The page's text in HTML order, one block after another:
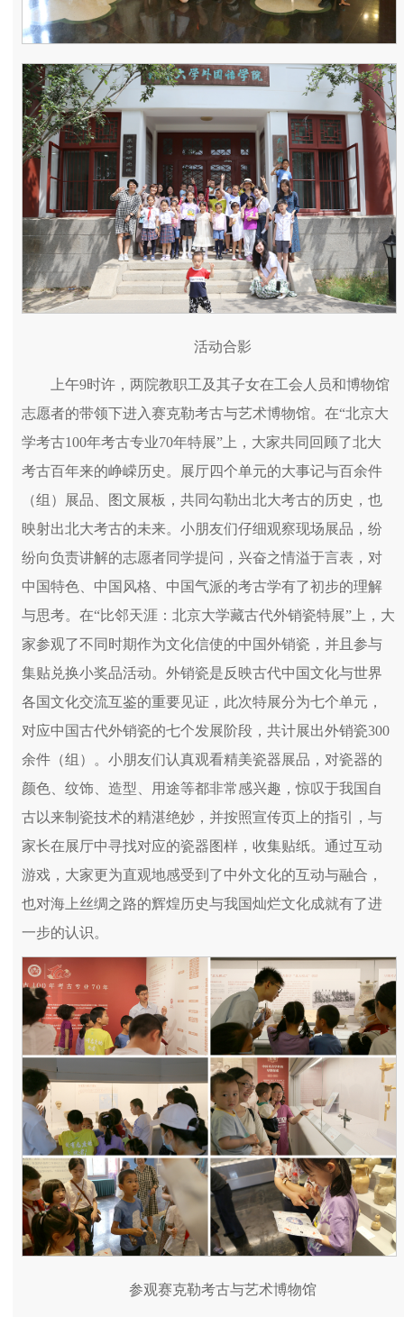
活动合影
上午9时许，两院教职工及其子女在工会人员和博物馆
志愿者的带领下进入赛克勒考古与艺术博物馆。在“北京大
学考古100年考古专业70年特展”上，大家共同回顾了北大
考古百年来的峥嵘历史。展厅四个单元的大事记与百余件
（组）展品、图文展板，共同勾勒出北大考古的历史，也
映射出北大考古的未来。小朋友们仔细观察现场展品，纷
纷向负责讲解的志愿者同学提问，兴奋之情溢于言表，对
中国特色、中国风格、中国气派的考古学有了初步的理解
与思考。在“比邻天涯：北京大学藏古代外销瓷特展”上，大
家参观了不同时期作为文化信使的中国外销瓷，并且参与
集贴兑换小奖品活动。外销瓷是反映古代中国文化与世界
各国文化交流互鉴的重要见证，此次特展分为七个单元，
对应中国古代外销瓷的七个发展阶段，共计展出外销瓷300
余件（组）。小朋友们认真观看精美瓷器展品，对瓷器的
颜色、纹饰、造型、用途等都非常感兴趣，惊叹于我国自
古以来制瓷技术的精湛绝妙，并按照宣传页上的指引，与
家长在展厅中寻找对应的瓷器图样，收集贴纸。通过互动
游戏，大家更为直观地感受到了中外文化的互动与融合，
也对海上丝绸之路的辉煌历史与我国灿烂文化成就有了进
一步的认识。
参观赛克勒考古与艺术博物馆